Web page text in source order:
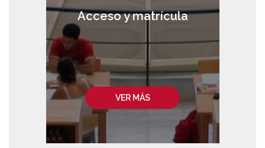
VER MÁS
Acceso y matrícula